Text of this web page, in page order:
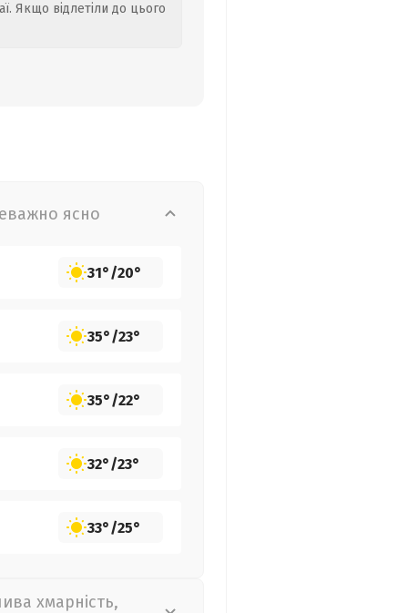
Якщо відлетіли до цього
ясно
31°/20°
35°/23°
35°/22°
32°/23°
33°/25°
хмарність,